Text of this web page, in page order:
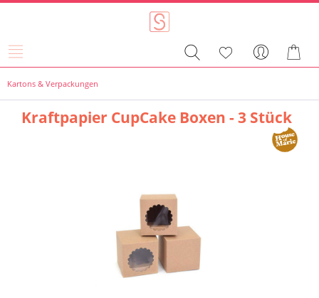
Kartons & Verpackungen
Kraftpapier CupCake Boxen - 3 Stück